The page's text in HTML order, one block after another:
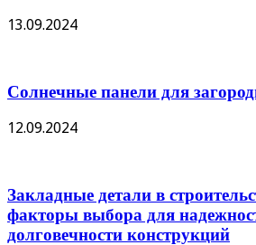
13.09.2024
Солнечные панели для
12.09.2024
Закладные детали в
факторы выбора для
долговечности конструкций